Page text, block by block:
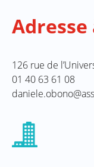
Adresse
126 rue de
01 40 63 61 08